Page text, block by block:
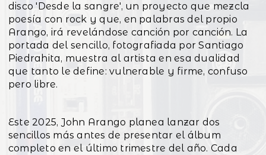
disco 'Desde la sangre', un proyecto que mezcla
poesía con rock y que, en palabras del propio
Arango, irá revelándose canción por canción. La
portada del sencillo, fotografiada por Santiago
Piedrahita, muestra al artista en esa dualidad
que tanto le define: vulnerable y firme, confuso
pero libre.
Este 2025, John Arango planea lanzar dos
sencillos más antes de presentar el álbum
completo en el último trimestre del año. Cada